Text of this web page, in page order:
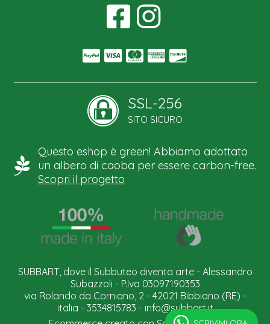
SSL-256
SITO SICURO
Questo eshop è green! Abbiamo adottato
un albero di caoba per essere carbon-free.
Scopri il progetto
SUBBART, dove il Subbuteo diventa arte - Alessandro
Subazzoli - P.Iva 03097190353
via Rolando da Corniano, 2 - 42021 Bibbiano (RE) -
italia - 3534815783 - info@subbart.it